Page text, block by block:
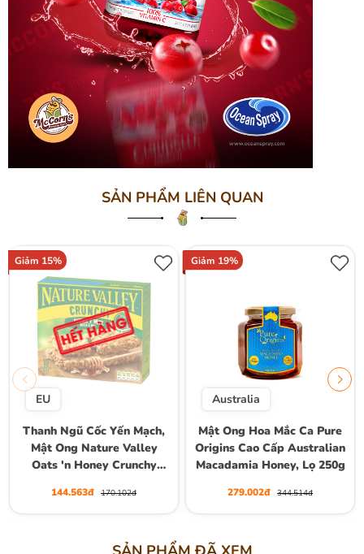
SẢN PHẨM LIÊN QUAN
Giảm 15%
EU
Thanh Ngũ Cốc Yến Mạch,
Mật Ong Nature Valley
Oats 'n Honey Crunchy
Thanh (5 Gói) , Hộp 210g
144.563đ 170.102đ
Giảm 19%
Australia
Mật Ong Hoa Mắc Ca Pure
Origins Cao Cấp Australian
Macadamia Honey, Lọ 250g
279.002đ 344.514đ